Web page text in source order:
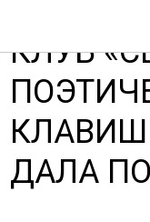
КЛУБ
ДАЛА